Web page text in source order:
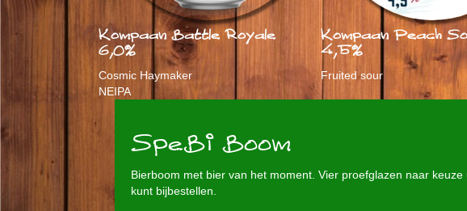
Kompaan Battle Royale
6,0%
Cosmic Haymaker
NEIPA
Kompaan Peach
4,5%
Fruited sour
SpeBi Boom
Bierboom met bier van het moment. Vier proefglazen naar
kunt bijbestellen.